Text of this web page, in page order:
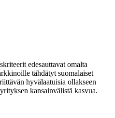
edesauttavat omalta
tähdätyt suomalaiset
hyvälaatuisia ollakseen
kansainvälistä kasvua.